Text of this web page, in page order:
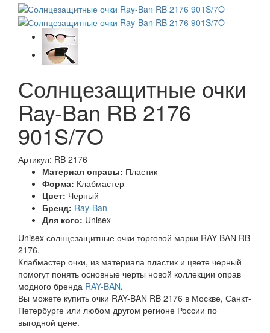
Солнцезащитные очки
Ray-Ban RB 2176
901S/7O
Артикул: RB 2176
Материал оправы: Пластик
Форма: Клабмастер
Цвет: Черный
Бренд: Ray-Ban
Для кого: Unisex
Unisex солнцезащитные очки торговой марки RAY-BAN RB
2176.
Клабмастер очки, из материала пластик и цвете черный
помогут понять основные черты новой коллекции оправ
модного бренда RAY-BAN.
Вы можете купить очки RAY-BAN RB 2176 в Москве, Санкт-
Петербурге или любом другом регионе России по
выгодной цене.